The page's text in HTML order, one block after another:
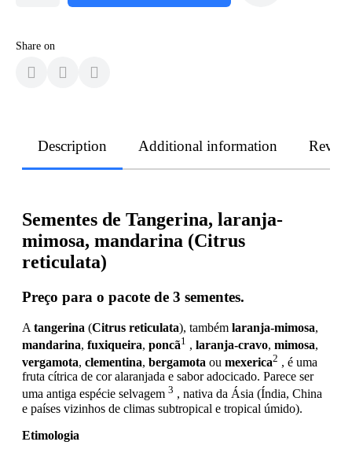
Share on
Description Additional information
Sementes de Tangerina, laranja-
mimosa, mandarina (Citrus
reticulata)
Preço para o pacote de 3 sementes.
A tangerina (Citrus reticulata), também laranja-mimosa,
mandarina, fuxiqueira, poncã1 , laranja-cravo, mimosa,
vergamota, clementina, bergamota ou mexerica2 , é uma
fruta cítrica de cor alaranjada e sabor adocicado. Parece ser
uma antiga espécie selvagem 3 , nativa da Ásia (Índia, China
e países vizinhos de climas subtropical e tropical úmido).
Etimologia